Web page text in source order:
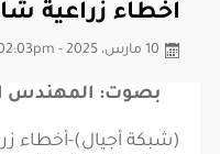
أخطاء زراعية
10 مارس، 2025 - 02:03pm
بصوت: المهندس
(شبكة أجيال)-أخطاء